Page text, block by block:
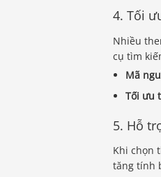
4. Tối
Nhiều
cụ tìm
Mã
Tối ưu
5. Hỗ
Khi chọn
tăng tính